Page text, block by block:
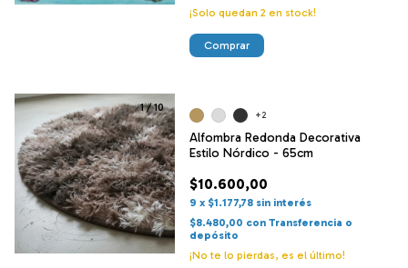
¡Solo quedan 2 en stock!
Comprar
1/10
Alfombra Redonda Decorativa
Estilo Nórdico - 65cm
$10.600,00
9 x $1.177,78 sin interés
$8.480,00 con Transferencia o
depósito
¡No te lo pierdas, es el último!
+2